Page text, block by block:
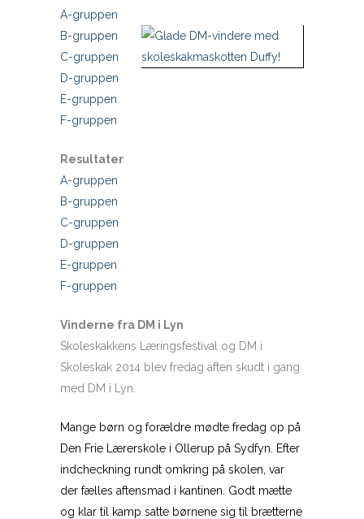
A-gruppen
B-gruppen
C-gruppen
D-gruppen
E-gruppen
F-gruppen
Resultater
A-gruppen
B-gruppen
C-gruppen
D-gruppen
E-gruppen
F-gruppen
Vinderne fra DM i Lyn
Skoleskakkens Læringsfestival og DM i
Skoleskak 2014 blev fredag aften skudt i gang
med DM i Lyn.
Mange børn og forældre mødte fredag op på
Den Frie Lærerskole i Ollerup på Sydfyn. Efter
indcheckning rundt omkring på skolen, var
der fælles aftensmad i kantinen. Godt mætte
og klar til kamp satte børnene sig til brætterne